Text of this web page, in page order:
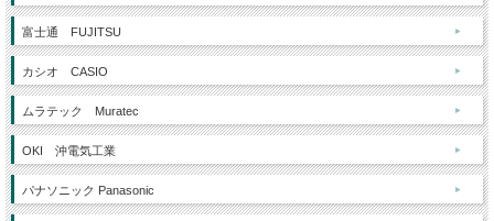
富士通 FUJITSU
カシオ CASIO
ムラテック Muratec
OKI 沖電気工業
パナソニック Panasonic